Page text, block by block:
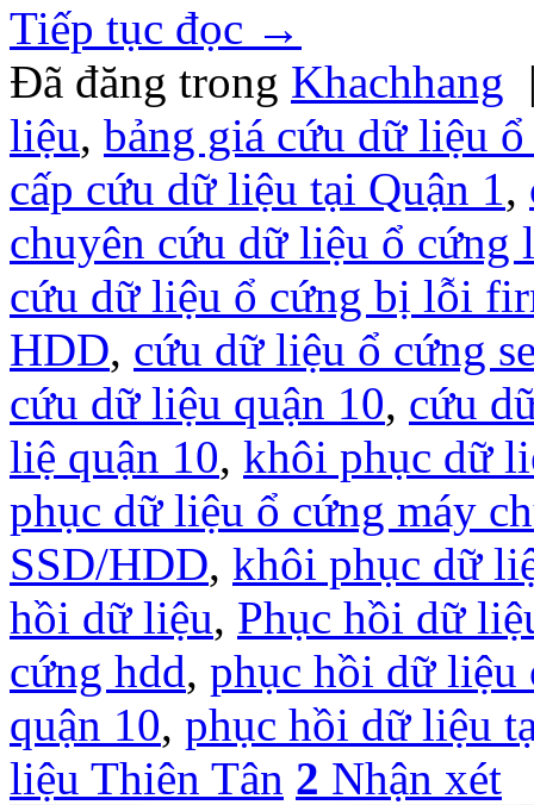
Tiếp tục đọc →
Đã đăng trong Khachhang
liệu, bảng giá cứu dữ liệu
cấp cứu dữ liệu tại Quận 1 ,
chuyên cứu dữ liệu ổ cứng
cứu dữ liệu ổ cứng bị lỗi
HDD, cứu dữ liệu ổ cứng
cứu dữ liệu quận 10, cứu
liệ quận 10, khôi phục dữ
phục dữ liệu ổ cứng máy
SSD/HDD, khôi phục dữ
hồi dữ liệu, Phục hồi dữ
cứng hdd, phục hồi dữ liệu
quận 10, phục hồi dữ liệu
liệu Thiên Tân 2 Nhận xét